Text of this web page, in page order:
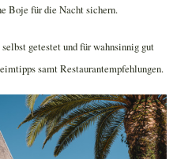
Boje für die Nacht sichern.
getestet und für wahnsinnig gut
samt Restaurantempfehlungen.